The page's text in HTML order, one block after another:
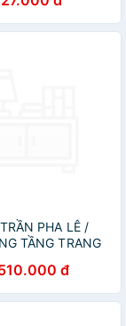
PHA LÊ /
TẦNG TRANG
/ CẦU THANG
SANG
8163 phong
đ